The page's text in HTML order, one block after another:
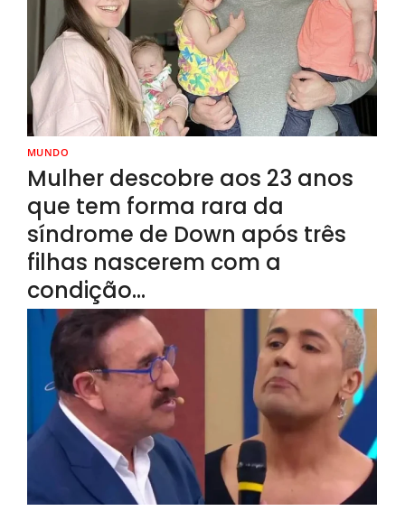
MUNDO
Mulher descobre aos 23 anos
que tem forma rara da
síndrome de Down após três
filhas nascerem com a
condição…